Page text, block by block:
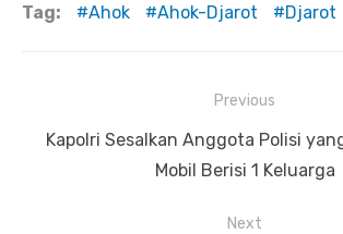
Tag: Ahok Ahok-Djarot Djarot
pos
Previous
Previous
Kapolri Sesalkan Anggota Polisi
Mobil Berisi 1 Keluarga
Next